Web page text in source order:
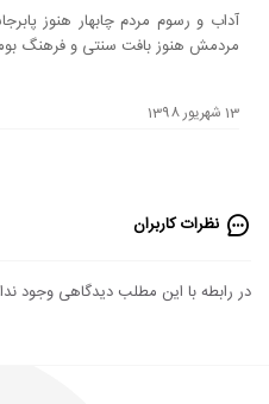
آداب و رسوم مردم چابهار هنوز
مردمش هنوز بافت سنتی و فرهنگ
13 شهریور 1398
نظرات کاربران
در رابطه با این مطلب دیدگاهی وجود